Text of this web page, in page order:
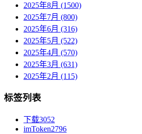
2025年8月 (1500)
2025年7月 (800)
2025年6月 (316)
2025年5月 (522)
2025年4月 (570)
2025年3月 (631)
2025年2月 (115)
标签列表
下载3052
imToken2796